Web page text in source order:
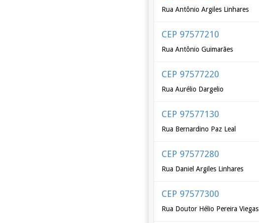
Rua Antônio Argiles Linhares
CEP 97577210
Rua Antônio Guimarães
CEP 97577220
Rua Aurélio Dargelio
CEP 97577130
Rua Bernardino Paz Leal
CEP 97577280
Rua Daniel Argiles Linhares
CEP 97577300
Rua Doutor Hélio Pereira Viegas